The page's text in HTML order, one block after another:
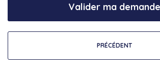
PRÉCÉDENT
Valider ma demande